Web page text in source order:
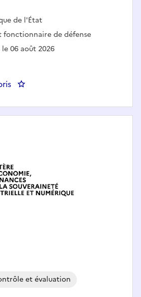
:de l'État
fonctionnaire de défense
06 août 2026
: SHFD(75)-Fonctionnaire de
et évaluation